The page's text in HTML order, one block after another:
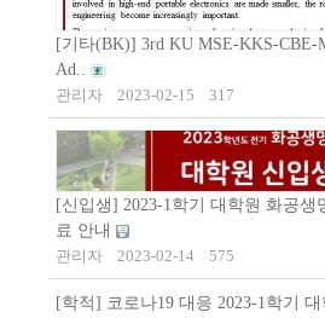
[기타(BK)] 3rd KU MSE-KKS-CBE-
Ad..
관리자
2023-02-15 317
[신입생] 2023-1학기 대학원 화공생
료 안내
관리자
2023-02-14 575
[학적] 코로나19 대응 2023-1학기